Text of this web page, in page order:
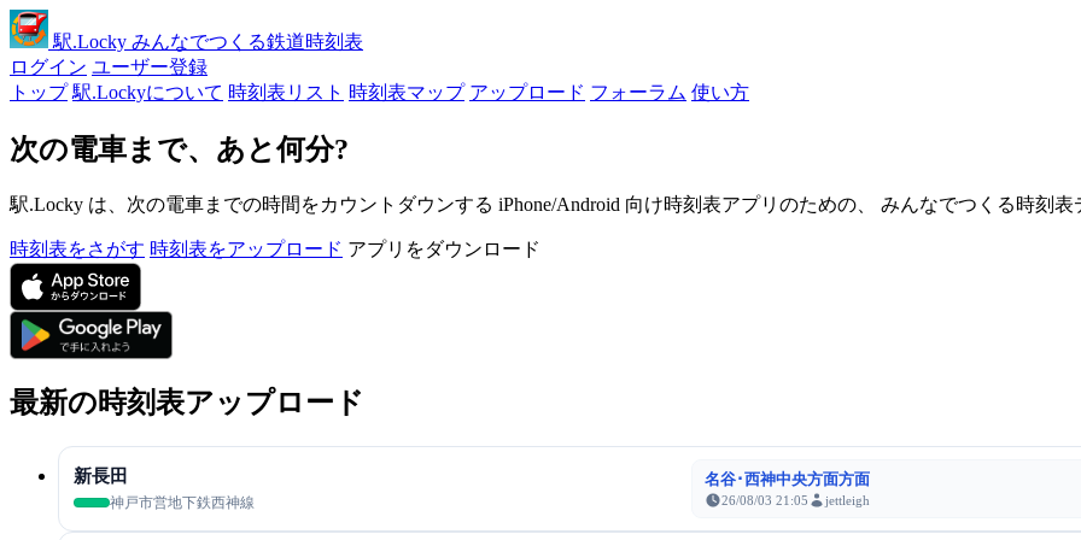
駅.Locky みんなでつくる鉄道時刻表
ログイン ユーザー登録
トップ 駅.Lockyについて 時刻表リスト 時刻表マップ アップロード フォーラム 使い方
次の電車まで、あと何分?
駅.Locky は、次の電車までの時間をカウントダウンする iPhone/Android 向け時刻表アプリのための、 みんなでつくる時刻表
時刻表をさがす 時刻表をアップロード アプリをダウンロード
最新の時刻表アップロード
新長田
神戸市営地下鉄西神線
名谷･西神中央方面方面
26/08/03 21:05 jettleigh